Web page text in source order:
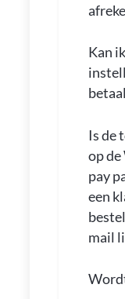
Kan
Is de
op
pay
een
mail